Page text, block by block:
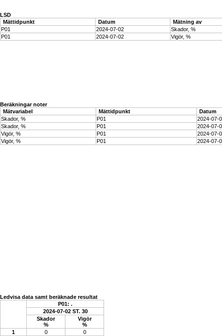
LSD
Mättidpunkt
Datum
Mätning av
P01
2024-07-02
Skador, %
P01
2024-07-02 Vigör, %
Beräkningar noter
Mätvariabel
Mättidpunkt
Datum
Skador, %
P01
2024-07-
Skador, %
P01
2024-07-
Vigör, %
P01
2024-07-
Vigör, %
P01 2024-07-
Ledvisa data samt beräknade resultat
P01: .
2024-07-02 ST. 30
Skador
%
Vigör
%
1
0
0